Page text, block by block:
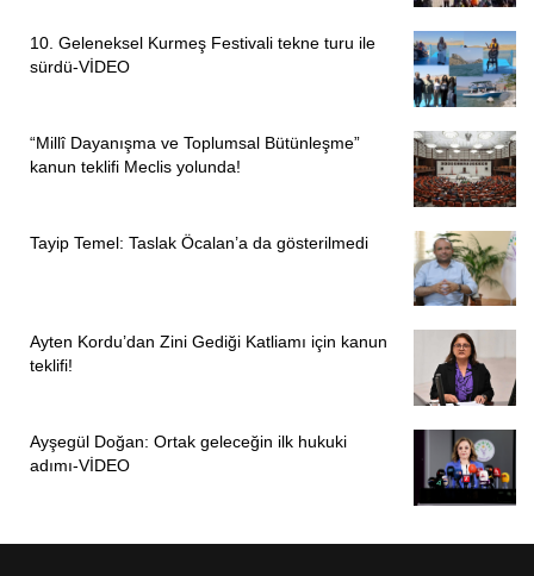
10. Geleneksel Kurmeş Festivali tekne turu ile
sürdü-VİDEO
“Millî Dayanışma ve Toplumsal Bütünleşme”
kanun teklifi Meclis yolunda!
Tayip Temel: Taslak Öcalan’a da gösterilmedi
Ayten Kordu’dan Zini Gediği Katliamı için kanun
teklifi!
Ayşegül Doğan: Ortak geleceğin ilk hukuki
adımı-VİDEO